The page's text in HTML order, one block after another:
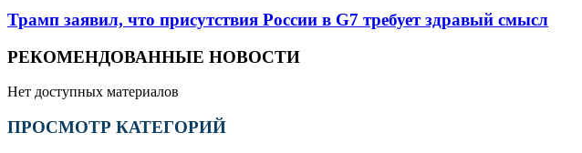
Трамп заявил, что присутствия России в G7 требует здравый смысл
РЕКОМЕНДОВАННЫЕ НОВОСТИ
Нет доступных материалов
ПРОСМОТР КАТЕГОРИЙ